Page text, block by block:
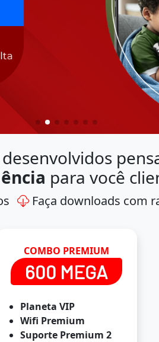
para você
Faça downloads com
COMBO PREMIUM
600 MEGA
Planeta VIP
Wifi Premium
Suporte Premium 2